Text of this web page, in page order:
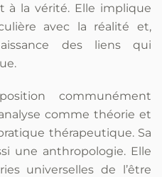
à la vérité. Elle implique
avec la réalité et,
des liens qui
communément
comme théorie et
thérapeutique. Sa
une anthropologie. Elle
universelles de l’être